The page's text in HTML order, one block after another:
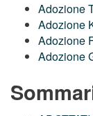
Adozione
Adozione
Adozione
Adozione